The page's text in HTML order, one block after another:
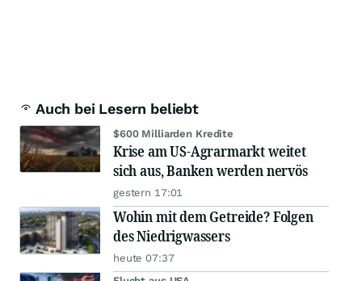
Auch bei Lesern beliebt
$600 Milliarden Kredite
Krise am US-Agrarmarkt weitet
sich aus, Banken werden nervös
gestern 17:01
Wohin mit dem Getreide? Folgen
des Niedrigwassers
heute 07:37